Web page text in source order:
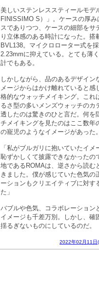
美しいステンレススティールモ
FINISSIMO S）」。ケースの厚
スでありつつ、ケースの細部をサ
り立体感のある時計になった。
BVL138。マイクロローター式を
2.23mmに抑えている。とても薄
計でもある。
しかしながら、品のあるデザイ
メージからはかけ離れていると
格的なウォッチメイキング。これ
るさ型の多いメンズウォッチの
透したのは驚きのひと言だ。何を
チメイキングを見たのはここ数年
の寵児のようなイメージがあった。
「私がブルガリに抱いていたイ
恥ずかしくて披露できなかったの
地であるROMAは、逆さから読む
きました。僕が感じていた色気
ーションもクリエイティブに対す
た」
バブルや色気、コラボレーション
イメージも千差万別。しかし、確
揺るぎないものにしているのだ。
2022年02月11日